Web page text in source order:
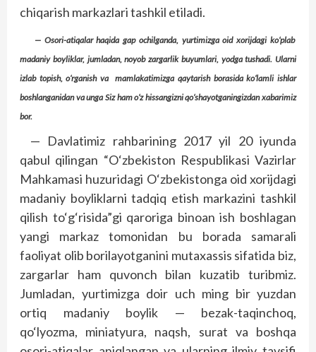
chiqarish markazlari tashkil etiladi.
— Osori-atiqalar haqida gap ochilganda, yurtimizga oid xorijdagi ko‘plab
madaniy boyliklar, jumladan, noyob zargarlik buyumlari, yodga tushadi. Ularni
izlab topish, o‘rganish va mamlakatimizga qaytarish borasida ko‘lamli ishlar
boshlanganidan va unga Siz ham o‘z hissangizni qo‘shayotganingizdan xabarimiz
bor.
— Davlatimiz rahbarining 2017 yil 20 iyunda
qabul qilingan “O‘zbekiston Respublikasi Vazirlar
Mahkamasi huzuridagi O‘zbekistonga oid xorijdagi
madaniy boyliklarni tadqiq etish markazini tashkil
qilish to‘g‘risida”gi qaroriga binoan ish boshlagan
yangi markaz tomonidan bu borada samarali
faoliyat olib borilayotganini mutaxassis sifatida biz,
zargarlar ham quvonch bilan kuzatib turibmiz.
Jumladan, yurtimizga doir uch ming bir yuzdan
ortiq madaniy boylik — bezak-taqinchoq,
qo‘lyozma, miniatyura, naqsh, surat va boshqa